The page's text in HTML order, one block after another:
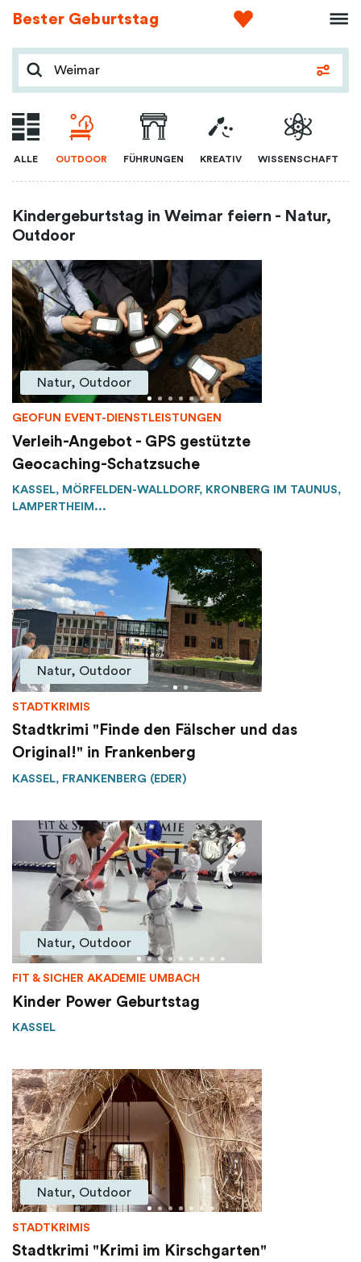
Bester Geburtstag
ALLE OUTDOOR FÜHRUNGEN KREATIV WISSENSCHAFT
Kindergeburtstag in Weimar feiern - Natur,
Outdoor
Natur, Outdoor
GEOFUN EVENT-DIENSTLEISTUNGEN
Verleih-Angebot - GPS gestützte
Geocaching-Schatzsuche
KASSEL, MÖRFELDEN-WALLDORF, KRONBERG IM TAUNUS,
LAMPERTHEIM...
Natur, Outdoor
STADTKRIMIS
Stadtkrimi "Finde den Fälscher und das
Original!" in Frankenberg
KASSEL, FRANKENBERG (EDER)
Natur, Outdoor
FIT & SICHER AKADEMIE UMBACH
Kinder Power Geburtstag
KASSEL
Natur, Outdoor
STADTKRIMIS
Stadtkrimi "Krimi im Kirschgarten"